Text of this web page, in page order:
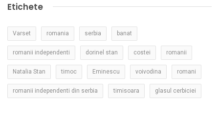
Etichete
Varset romania serbia banat
romanii independenti dorinel stan costei romanii
Natalia Stan timoc Eminescu voivodina romani
romanii independenti din serbia timisoara glasul cerbiciei